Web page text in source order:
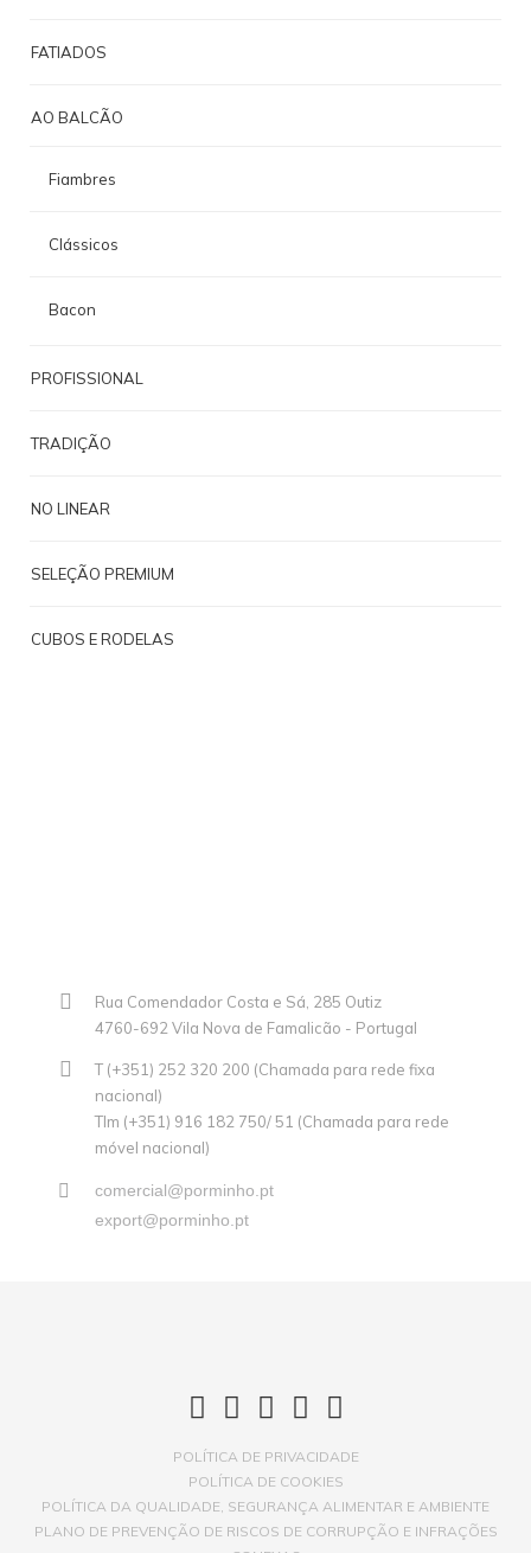
FATIADOS
AO BALCÃO
Fiambres
Clássicos
Bacon
PROFISSIONAL
TRADIÇÃO
NO LINEAR
SELEÇÃO PREMIUM
CUBOS E RODELAS
Rua Comendador Costa e Sá, 285 Outiz
4760-692 Vila Nova de Famalicão - Portugal
T (+351) 252 320 200 (Chamada para rede fixa
nacional)
Tlm (+351) 916 182 750/ 51 (Chamada para rede
móvel nacional)
comercial@porminho.pt
export@porminho.pt
POLÍTICA DE PRIVACIDADE
POLÍTICA DE COOKIES
POLÍTICA DA QUALIDADE, SEGURANÇA ALIMENTAR E AMBIENTE
PLANO DE PREVENÇÃO DE RISCOS DE CORRUPÇÃO E INFRAÇÕES